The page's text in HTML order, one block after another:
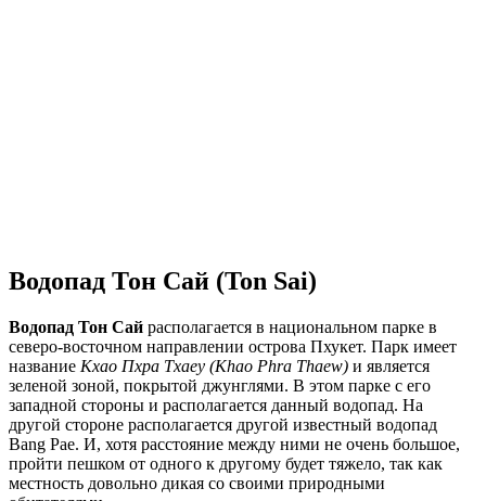
Водопад Тон Сай (Ton Sai)
Водопад Тон Сай располагается в национальном парке в
северо-восточном направлении острова Пхукет. Парк имеет
название Кхао Пхра Тхаеу (Khao Phra Thaew) и является
зеленой зоной, покрытой джунглями. В этом парке с его
западной стороны и располагается данный водопад. На
другой стороне располагается другой известный водопад
Bang Pae. И, хотя расстояние между ними не очень большое,
пройти пешком от одного к другому будет тяжело, так как
местность довольно дикая со своими природными